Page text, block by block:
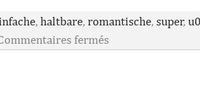
, haltbare, romantische, super,
fermés